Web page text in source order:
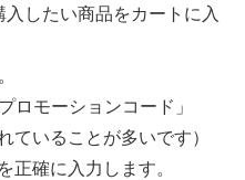
したい商品をカートに入
ロモーションコード」
ていることが多いです）
正確に入力します。